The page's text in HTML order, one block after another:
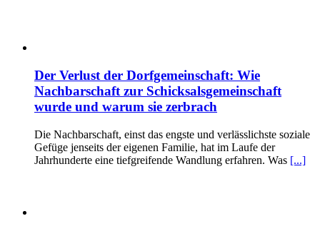
Der Verlust der Dorfgemeinschaft: Wie
Nachbarschaft zur Schicksalsgemeinschaft
wurde und warum sie zerbrach
Die Nachbarschaft, einst das engste und verlässlichste soziale
Gefüge jenseits der eigenen Familie, hat im Laufe der
Jahrhunderte eine tiefgreifende Wandlung erfahren. Was [...]